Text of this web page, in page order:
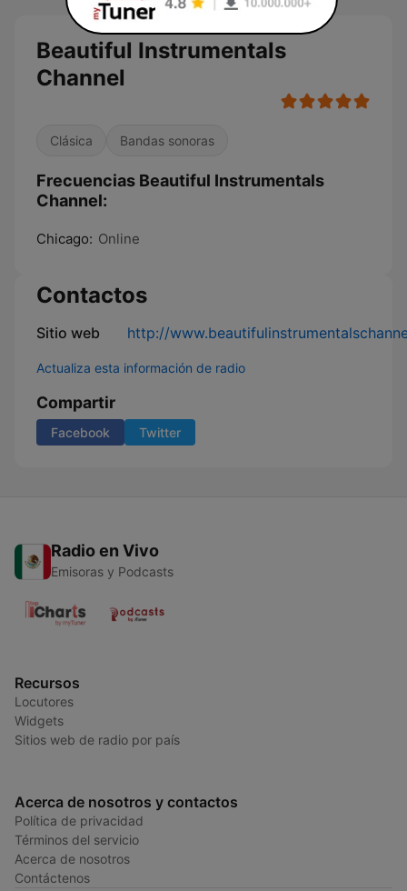
Beautiful Instrumentals
Channel
Clásica Bandas sonoras
Frecuencias Beautiful Instrumentals
Channel:
Chicago: Online
Contactos
Sitio web http://
Actualiza esta información de radio
Compartir
Facebook Twitter
Radio en Vivo
Emisoras y Podcasts
Recursos
Locutores
Widgets
Sitios web de radio por país
Acerca de nosotros y contactos
Política de privacidad
Términos del servicio
Acerca de nosotros
Contáctenos